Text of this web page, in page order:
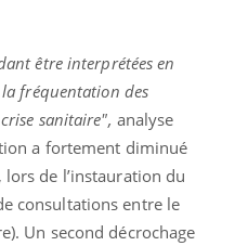
être interprétées en
fréquentation des
sanitaire", analyse
a fortement diminué
de l’instauration du
consultations entre le
Un second décrochage